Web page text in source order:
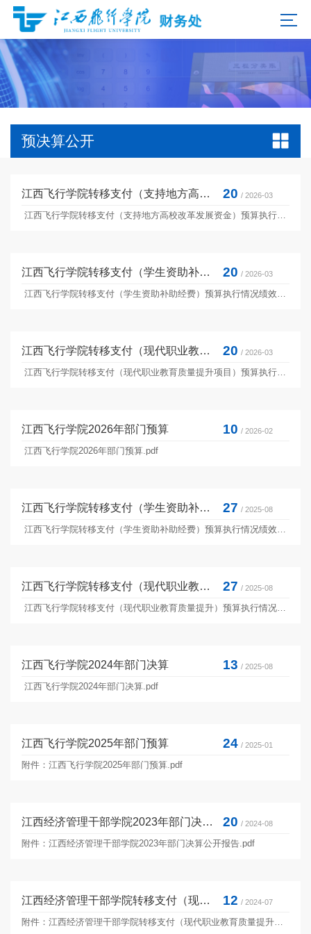
预决算公开
江西飞行学院转移支付（支持地方高校改革发展资金）预算执行情况绩效自评报告 20 / 2026-03
江西飞行学院转移支付（学生资助补助经费）预算执行情况绩效自评报告 20 / 2026-03
江西飞行学院转移支付（现代职业教育质量提升项目）预算执行情况绩效自评报告 20 / 2026-03
江西飞行学院2026年部门预算 10 / 2026-02
江西飞行学院2026年部门预算.pdf
江西飞行学院转移支付（学生资助补助经费）预算执行情况绩效自评报告 27 / 2025-08
江西飞行学院转移支付（现代职业教育质量提升）预算执行情况绩效自评报告 27 / 2025-08
江西飞行学院2024年部门决算 13 / 2025-08
江西飞行学院2024年部门决算.pdf
江西飞行学院2025年部门预算 24 / 2025-01
附件：江西飞行学院2025年部门预算.pdf
江西经济管理干部学院2023年部门决算公开报告 20 / 2024-08
附件：江西经济管理干部学院2023年部门决算公开报告.pdf
江西经济管理干部学院转移支付（现代职业教育质量提升计划资金）预算执行情况绩效自评报告 12 / 2024-07